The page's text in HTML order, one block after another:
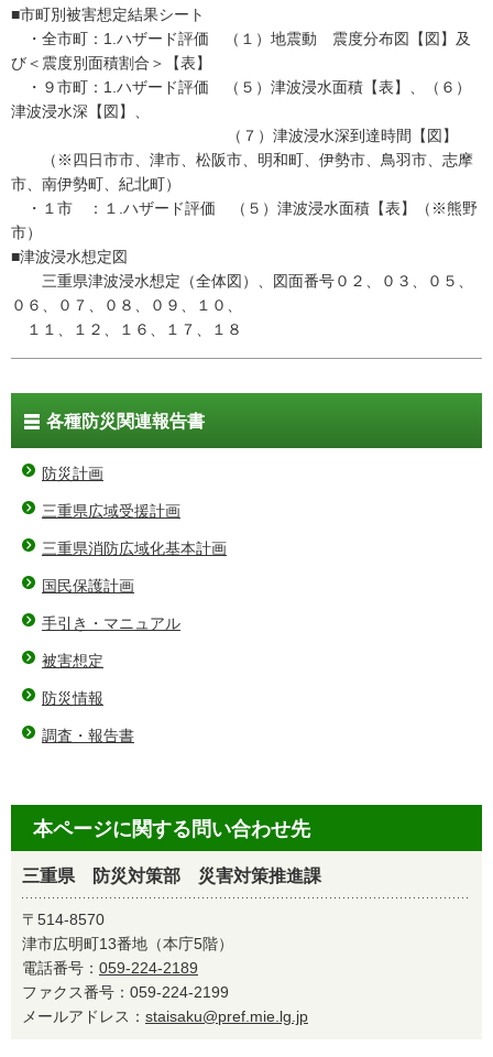
■市町別被害想定結果シート
・全市町：1.ハザード評価 （１）地震動 震度分布図【図】及
び＜震度別面積割合＞【表】
・９市町：1.ハザード評価 （５）津波浸水面積【表】、（６）
津波浸水深【図】、
（７）津波浸水深到達時間【図】
（※四日市市、津市、松阪市、明和町、伊勢市、鳥羽市、志摩
市、南伊勢町、紀北町）
・１市 ：１.ハザード評価 （５）津波浸水面積【表】（※熊野
市）
■津波浸水想定図
三重県津波浸水想定（全体図）、図面番号０２、０３、０５、
０６、０７、０８、０９、１０、
１１、１２、１６、１７、１８
各種防災関連報告書
防災計画
三重県広域受援計画
三重県消防広域化基本計画
国民保護計画
手引き・マニュアル
被害想定
防災情報
調査・報告書
本ページに関する問い合わせ先
三重県 防災対策部 災害対策推進課
〒514-8570
津市広明町13番地（本庁5階）
電話番号： 059-224-2189
ファクス番号：059-224-2199
メールアドレス： staisaku@pref.mie.lg.jp